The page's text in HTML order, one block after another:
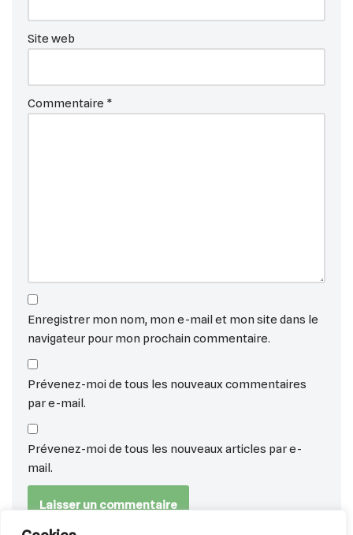
Site web
Commentaire *
Enregistrer mon nom, mon e-mail et mon site dans le
navigateur pour mon prochain commentaire.
Prévenez-moi de tous les nouveaux commentaires
par e-mail.
Prévenez-moi de tous les nouveaux articles par e-
mail.